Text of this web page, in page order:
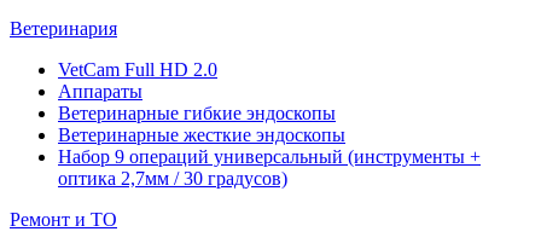
Ветеринария
VetCam Full HD 2.0
Аппараты
Ветеринарные гибкие эндоскопы
Ветеринарные жесткие эндоскопы
Набор 9 операций универсальный (инструменты +
оптика 2,7мм / 30 градусов)
Ремонт и ТО